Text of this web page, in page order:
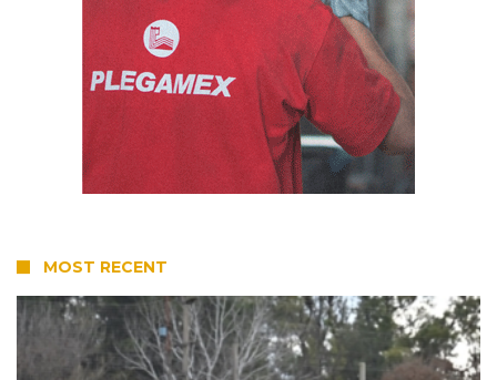
MOST RECENT